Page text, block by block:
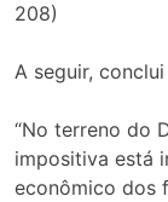
208)
A seguir,
“No terreno do
impositiva está
econômico dos